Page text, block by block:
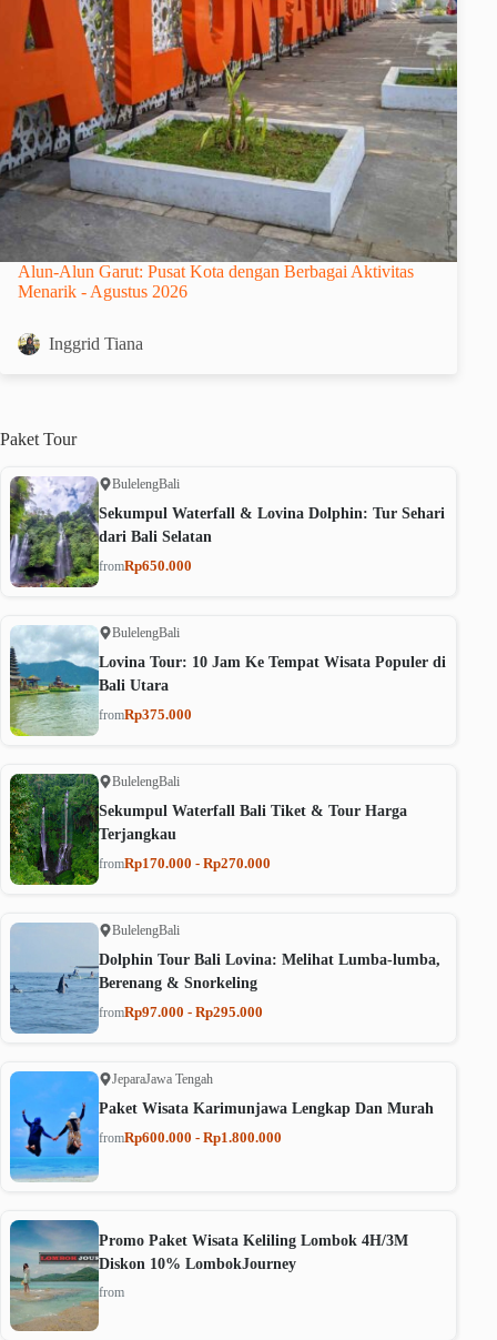
Alun-Alun Garut: Pusat Kota dengan Berbagai Aktivitas
Menarik - Agustus 2026
Inggrid Tiana
Paket Tour
BulelengBali
Sekumpul Waterfall & Lovina Dolphin: Tur Sehari
dari Bali Selatan
fromRp650.000
BulelengBali
Lovina Tour: 10 Jam Ke Tempat Wisata Populer di
Bali Utara
fromRp375.000
BulelengBali
Sekumpul Waterfall Bali Tiket & Tour Harga
Terjangkau
fromRp170.000 - Rp270.000
BulelengBali
Dolphin Tour Bali Lovina: Melihat Lumba-lumba,
Berenang & Snorkeling
fromRp97.000 - Rp295.000
JeparaJawa Tengah
Paket Wisata Karimunjawa Lengkap Dan Murah
fromRp600.000 - Rp1.800.000
Promo Paket Wisata Keliling Lombok 4H/3M
Diskon 10% LombokJourney
from